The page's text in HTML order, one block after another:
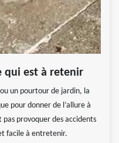
qui est à retenir
un pourtour de jardin, la
pour donner de l’allure à
provoquer des accidents
facile à entretenir.